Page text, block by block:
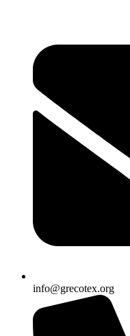
info@grecotex.org